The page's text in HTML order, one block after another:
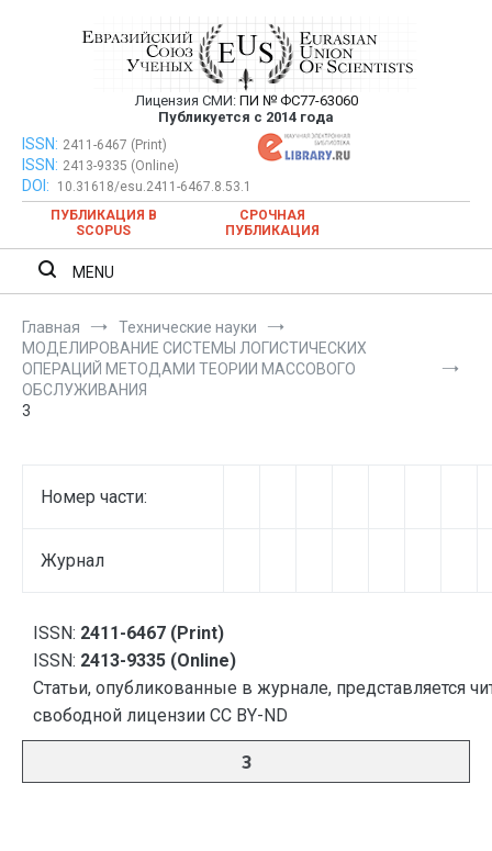
Евразийский Союз Ученых —
публикация научных статей в
ежемесячном научном журнале
Лицензия СМИ: ПИ № ФС77-63060
Публикуется с 2014 года
Евразийский Союз Ученых — публикация научных статей в
ежемесячном научном журнале
ISSN: 2411-6467 (Print)
ISSN: 2413-9335 (Online)
DOI:
10.31618/esu.2411-6467.8.53.1
ПУБЛИКАЦИЯ В
SCOPUS
СРОЧНАЯ
ПУБЛИКАЦИЯ
MENU
Главная
Технические науки
МОДЕЛИРОВАНИЕ СИСТЕМЫ ЛОГИСТИЧЕСКИХ
ОПЕРАЦИЙ МЕТОДАМИ ТЕОРИИ МАССОВОГО
ОБСЛУЖИВАНИЯ
3
Номер части:
Журнал
ISSN: 2411-6467 (Print)
ISSN: 2413-9335 (Online)
Статьи, опубликованные в журнале, представляется
свободной лицензии CC BY-ND
3